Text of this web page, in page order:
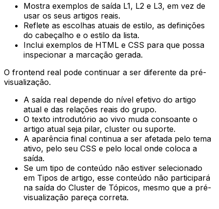
Mostra exemplos de saída L1, L2 e L3, em vez de
usar os seus artigos reais.
Reflete as escolhas atuais de estilo, as definições
do cabeçalho e o estilo da lista.
Inclui exemplos de HTML e CSS para que possa
inspecionar a marcação gerada.
O frontend real pode continuar a ser diferente da pré-
visualização.
A saída real depende do nível efetivo do artigo
atual e das relações reais do grupo.
O texto introdutório ao vivo muda consoante o
artigo atual seja pilar, cluster ou suporte.
A aparência final continua a ser afetada pelo tema
ativo, pelo seu CSS e pelo local onde coloca a
saída.
Se um tipo de conteúdo não estiver selecionado
em Tipos de artigo, esse conteúdo não participará
na saída do Cluster de Tópicos, mesmo que a pré-
visualização pareça correta.